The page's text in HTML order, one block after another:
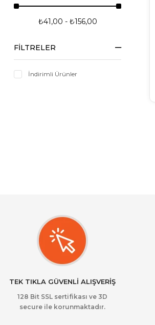
Pergeller
Sentil-Diş Tarağı-Mastar
₺41,00 - ₺156,00
FILTRELER
İndirimli Ürünler
TEK TIKLA GÜVENLİ ALIŞVERİŞ
128 Bit SSL sertifikası ve 3D
secure ile korunmaktadır.